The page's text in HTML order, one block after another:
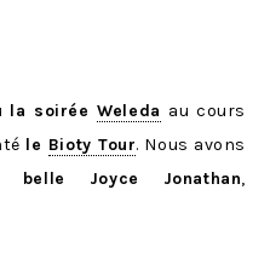
la soiréeWeleda au cours
le Bioty Tour. Nous avons
belle Joyce Jonathan,